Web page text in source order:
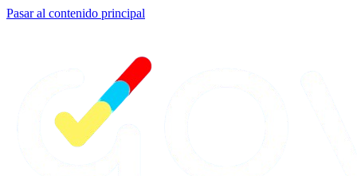
Pasar al contenido principal